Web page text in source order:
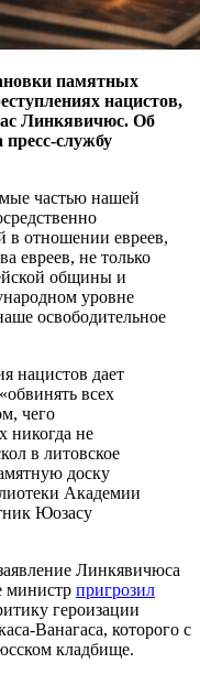
памятных
нацистов,
Линкявичюс. Об
службу
частью нашей
в отношении евреев,
евреев, не только
общины и
уровне
освободительное
нацистов дает
всех
чего
никогда не
в литовское
доску
Академии
Юозасу
Линкявичюса
министр пригрозил
героизации
Ванагаса, которого с
кладбище.